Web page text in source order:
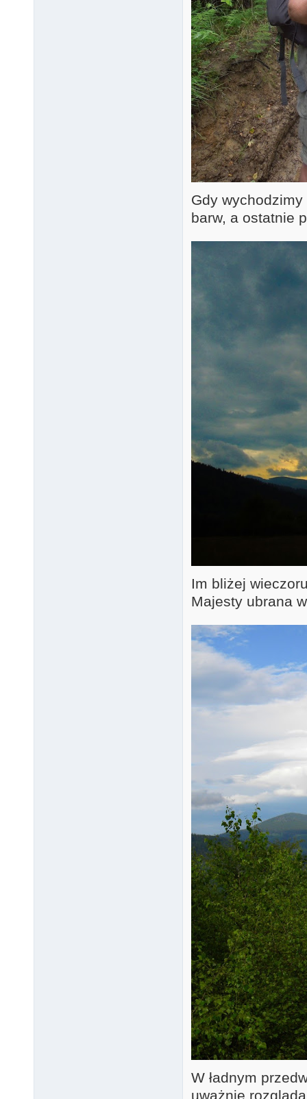
Gdy wychodzimy
barw, a ostatnie
Im bliżej
Majesty ubrana
W ładnym
uważnie